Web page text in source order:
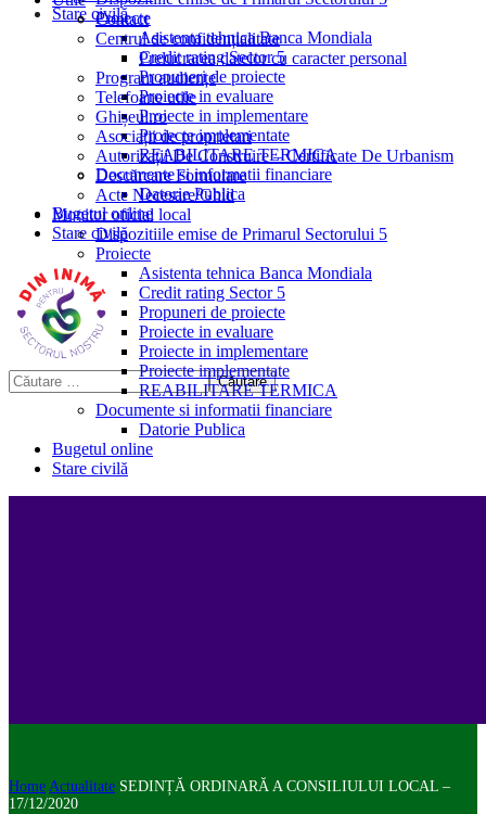
Stare civilă
Proiecte
Asistenta tehnica Banca Mondiala
Credit rating Sector 5
Propuneri de proiecte
Proiecte in evaluare
Proiecte in implementare
Proiecte implementate
REABILITARE TERMICA
Documente si informatii financiare
Datorie Publica
Bugetul online
Stare civilă
Contact
Centrul de confidențialitate
Prelucrarea datelor cu caracter personal
Program audiențe
Telefoane utile
Ghișeul.ro
Asociații de proprietari
Autorizații De Construire – Certificate De Urbanism
Descărcare Formulare
Acte Necesare/Ghid
Monitor oficial local
Dispozitiile emise de Primarul Sectorului 5
Proiecte
Asistenta tehnica Banca Mondiala
Credit rating Sector 5
Propuneri de proiecte
Proiecte in evaluare
Proiecte in implementare
Proiecte implementate
REABILITARE TERMICA
Documente si informatii financiare
Datorie Publica
Bugetul online
Stare civilă
Home Actualitate SEDINȚĂ ORDINARĂ A CONSILIULUI LOCAL –
17/12/2020